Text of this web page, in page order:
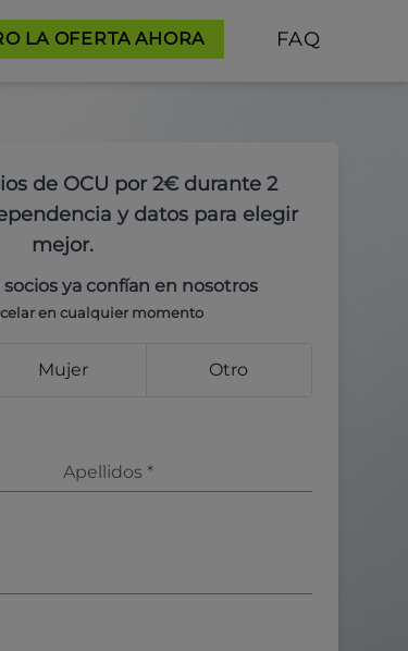
LA OFERTA AHORA FAQ
de OCU por 2€ durante 2
y datos para elegir
mejor.
socios ya confían en nosotros
en cualquier momento
Mujer Otro
Apellidos *